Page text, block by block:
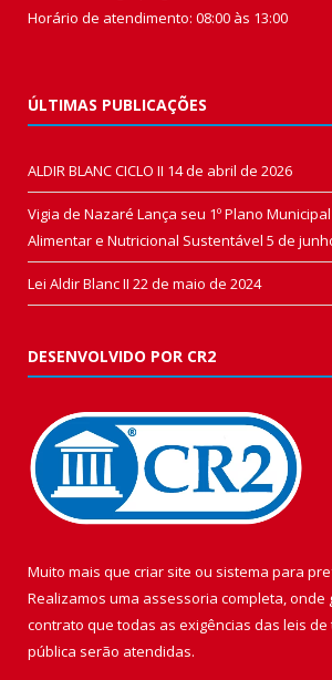
Horário de atendimento: 08:00 às 13:00
ÚLTIMAS PUBLICAÇÕES
ALDIR BLANC CICLO II 14 de abril de 2026
Vigia de Nazaré Lança seu 1º Plano
Alimentar e Nutricional Sustentável 5 de
Lei Aldir Blanc II 22 de maio de 2024
DESENVOLVIDO POR CR2
Muito mais que criar site ou sistema para
Realizamos uma assessoria completa, onde
contrato que todas as exigências das leis de
pública serão atendidas.